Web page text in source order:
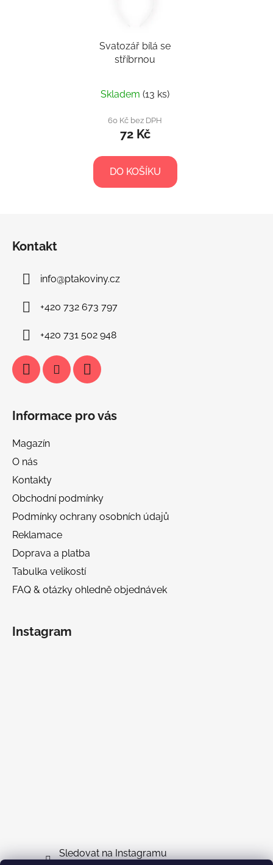
Svatozář bílá se
stříbrnou
Skladem (13 ks)
60 Kč bez DPH
72 Kč
DO KOŠÍKU
Kontakt
info@ptakoviny.cz
+420 732 673 797
+420 731 502 948
Informace pro vás
Magazín
O nás
Kontakty
Obchodní podmínky
Podmínky ochrany osobních údajů
Reklamace
Doprava a platba
Tabulka velikostí
FAQ & otázky ohledně objednávek
Instagram
Sledovat na Instagramu